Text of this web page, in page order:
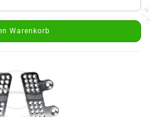
Warenkorb